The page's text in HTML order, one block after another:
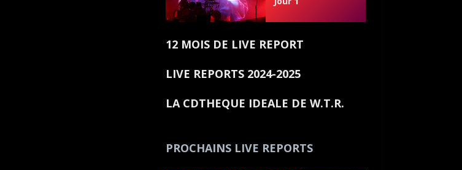
12 MOIS DE LIVE REPORT
LIVE REPORTS 2024-2025
LA CDTHEQUE IDEALE DE W.T.R.
PROCHAINS LIVE REPORTS